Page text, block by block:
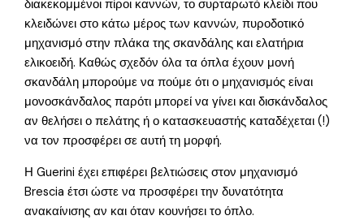
διακεκομμένοι πίροι καννών, το συρταρωτό κλείδι που
κλειδώνει στο κάτω μέρος των καννών, πυροδοτικό
μηχανισμό στην πλάκα της σκανδάλης και ελατήρια
ελικοειδή. Καθώς σχεδόν όλα τα όπλα έχουν μονή
σκανδάλη μπορούμε να πούμε ότι ο μηχανισμός είναι
μονοσκάνδαλος παρότι μπορεί να γίνει και δισκάνδαλος
αν θελήσει ο πελάτης ή ο κατασκευαστής καταδέχεται (!)
να τον προσφέρει σε αυτή τη μορφή.
Η Guerini έχει επιφέρει βελτιώσεις στον μηχανισμό
Brescia έτσι ώστε να προσφέρει την δυνατότητα
ανακαίνισης αν και όταν κουνήσει το όπλο.